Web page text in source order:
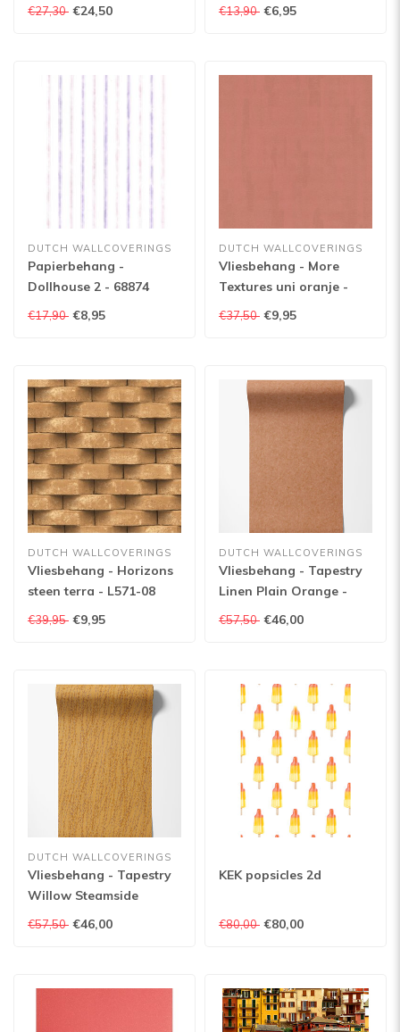
€27,30 €24,50 €13,90 €6,95
DUTCH WALLCOVERINGS
Papierbehang -
Dollhouse 2 - 68874
€17,90 €8,95
DUTCH WALLCOVERINGS
Vliesbehang - More
Textures uni oranje -
MO1017
€37,50 €9,95
DUTCH WALLCOVERINGS
Vliesbehang - Horizons
steen terra - L571-08
€39,95 €9,95
DUTCH WALLCOVERINGS
Vliesbehang - Tapestry
Linen Plain Orange -
TP422904
€57,50 €46,00
DUTCH WALLCOVERINGS
Vliesbehang - Tapestry
Willow Steamside
Orange - TP422503
€57,50 €46,00
KEK popsicles 2d
€80,00 €80,00